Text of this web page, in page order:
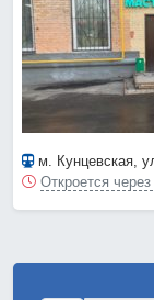
м. Кунцевская,
Откроется